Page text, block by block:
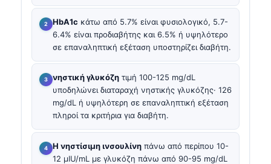
HbA1c κάτω από 5.7% είναι φυσιολογικό, 5.7-
6.4% είναι προδιαβήτης και 6.5% ή υψηλότερο
σε επαναληπτική εξέταση υποστηρίζει διαβήτη.
νηστική γλυκόζη τιμή 100-125 mg/dL
υποδηλώνει διαταραχή νηστικής γλυκόζης· 126
mg/dL ή υψηλότερη σε επαναληπτική εξέταση
πληροί τα κριτήρια για διαβήτη.
Η νηστίσιμη ινσουλίνη πάνω από περίπου 10-
12 µIU/mL με γλυκόζη πάνω από 90-95 mg/dL